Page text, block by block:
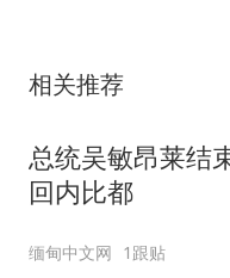
相关推荐
总统吴敏昂莱结
回内比都
缅甸中文网 1跟贴